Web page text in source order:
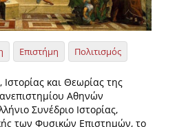
Επιστήμη Πολιτισμός
και Θεωρίας της
Αθηνών
Συνέδριο Ιστορίας,
των Φυσικών Επιστημών, το